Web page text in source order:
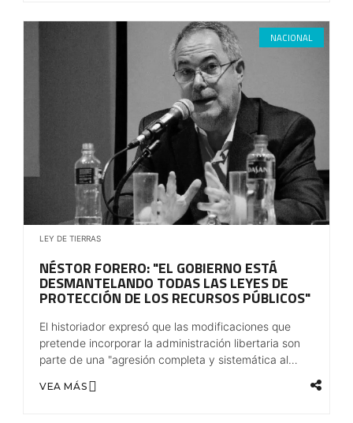
NACIONAL
LEY DE TIERRAS
NÉSTOR FORERO: "EL GOBIERNO ESTÁ
DESMANTELANDO TODAS LAS LEYES DE
PROTECCIÓN DE LOS RECURSOS PÚBLICOS"
El historiador expresó que las modificaciones que
pretende incorporar la administración libertaria son
parte de una "agresión completa y sistemática al
VEA MÁS